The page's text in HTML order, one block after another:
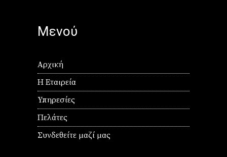
Μενού
Αρχική
Η Εταιρεία
Υπηρεσίες
Πελάτες
Συνδεθείτε μαζί μας